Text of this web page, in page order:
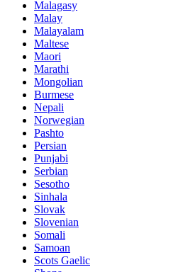
Malagasy
Malay
Malayalam
Maltese
Maori
Marathi
Mongolian
Burmese
Nepali
Norwegian
Pashto
Persian
Punjabi
Serbian
Sesotho
Sinhala
Slovak
Slovenian
Somali
Samoan
Scots Gaelic